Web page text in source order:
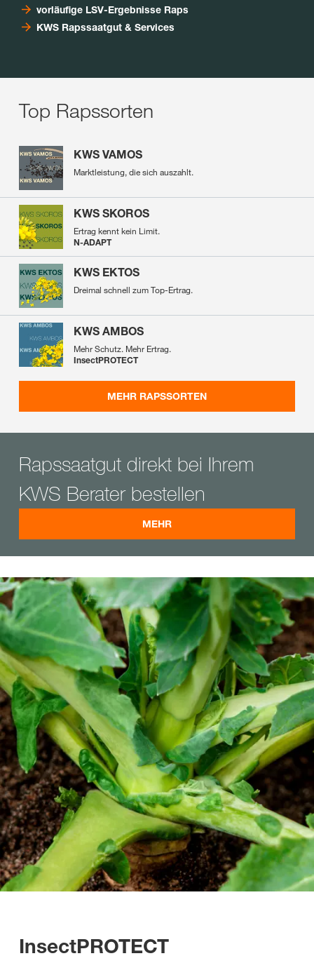
vorläufige LSV-Ergebnisse Raps
KWS Rapssaatgut & Services
Top Rapssorten
KWS VAMOS
Marktleistung, die sich auszahlt.
KWS SKOROS
Ertrag kennt kein Limit.
N-ADAPT
KWS EKTOS
Dreimal schnell zum Top-Ertrag.
KWS AMBOS
Mehr Schutz. Mehr Ertrag.
InsectPROTECT
MEHR RAPSSORTEN
Rapssaatgut direkt bei Ihrem
KWS Berater bestellen
MEHR
InsectPROTECT